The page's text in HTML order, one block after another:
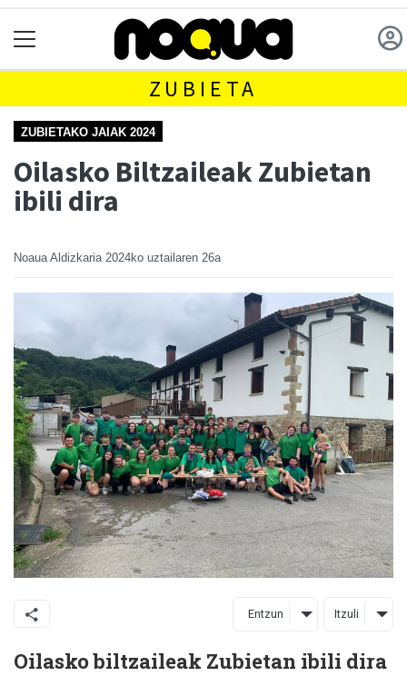
ZUBIETA
ZUBIETAKO JAIAK 2024
Oilasko Biltzaileak Zubietan
ibili dira
Noaua Aldizkaria 2024ko uztailaren 26a
Entzun Itzuli
Oilasko biltzaileak Zubietan ibili dira